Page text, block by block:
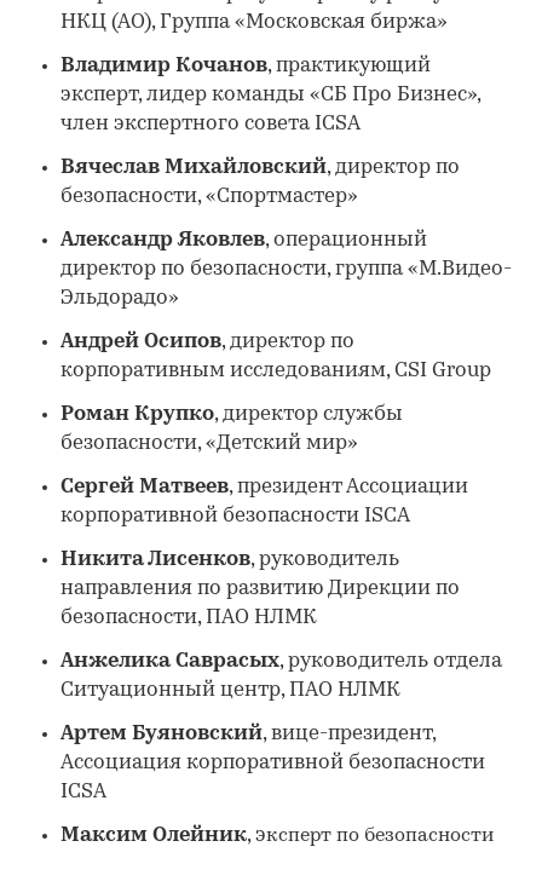
НКЦ (АО), Группа «Московская биржа»
Владимир Кочанов, практикующий
эксперт, лидер команды «СБ Про Бизнес»,
член экспертного совета ICSA
Вячеслав Михайловский, директор по
безопасности, «Спортмастер»
Александр Яковлев, операционный
директор по безопасности, группа «М.Видео-
Эльдорадо»
Андрей Осипов, директор по
корпоративным исследованиям, CSI Group
Роман Крупко, директор службы
безопасности, «Детский мир»
Сергей Матвеев, президент Ассоциации
корпоративной безопасности ISCA
Никита Лисенков, руководитель
направления по развитию Дирекции по
безопасности, ПАО НЛМК
Анжелика Саврасых, руководитель отдела
Ситуационный центр, ПАО НЛМК
Артем Буяновский,вице-президент,
Ассоциация корпоративной безопасности
ICSA
Максим Олейник, эксперт по безопасности